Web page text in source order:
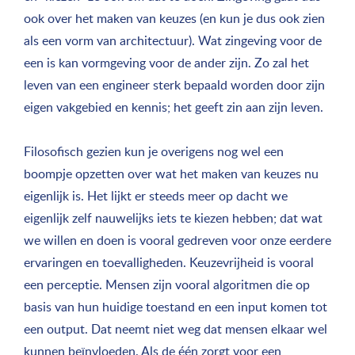
ook over het maken van keuzes (en kun je dus ook zien
als een vorm van architectuur). Wat zingeving voor de
een is kan vormgeving voor de ander zijn. Zo zal het
leven van een engineer sterk bepaald worden door zijn
eigen vakgebied en kennis; het geeft zin aan zijn leven.
Filosofisch gezien kun je overigens nog wel een
boompje opzetten over wat het maken van keuzes nu
eigenlijk is. Het lijkt er steeds meer op dacht we
eigenlijk zelf nauwelijks iets te kiezen hebben; dat wat
we willen en doen is vooral gedreven voor onze eerdere
ervaringen en toevalligheden. Keuzevrijheid is vooral
een perceptie. Mensen zijn vooral algoritmen die op
basis van hun huidige toestand en een input komen tot
een output. Dat neemt niet weg dat mensen elkaar wel
kunnen beïnvloeden. Als de één zorgt voor een